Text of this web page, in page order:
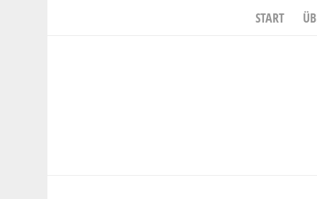
START